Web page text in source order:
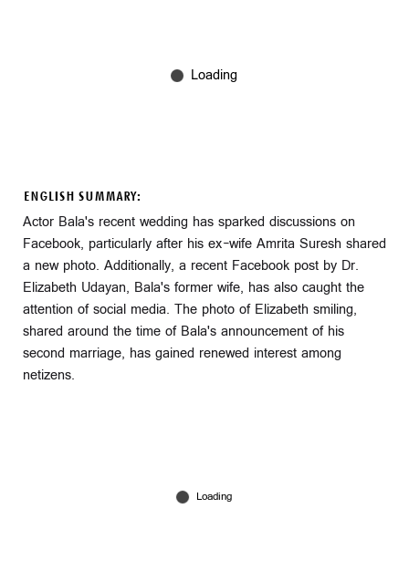
ENGLISH SUMMARY:
Actor Bala's recent wedding has sparked discussions on
Facebook, particularly after his ex-wife Amrita Suresh shared
a new photo. Additionally, a recent Facebook post by Dr.
Elizabeth Udayan, Bala's former wife, has also caught the
attention of social media. The photo of Elizabeth smiling,
shared around the time of Bala's announcement of his
second marriage, has gained renewed interest among
netizens.